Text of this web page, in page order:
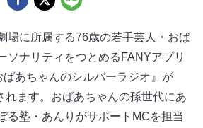
場に所属する76歳の若手芸人・おば
ソナリティをつとめるFANYアプリ
あちゃんのシルバーラジオ』が
れます。おばあちゃんの孫世代にあ
る塾・あんりがサポートMCを担当